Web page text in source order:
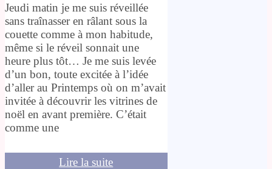
Jeudi matin je me suis réveillée
sans traînasser en râlant sous la
couette comme à mon habitude,
même si le réveil sonnait une
heure plus tôt… Je me suis levée
d’un bon, toute excitée à l’idée
d’aller au Printemps où on m’avait
invitée à découvrir les vitrines de
noël en avant première. C’était
comme une
Lire la suite